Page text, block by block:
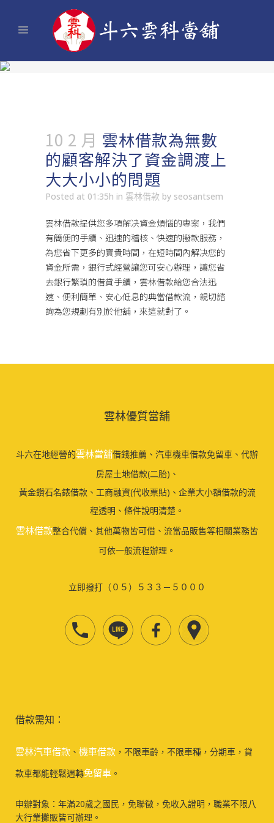
10 2 月 雲林借款為無數
的顧客解決了資金調渡上
大大小小的問題
Posted at 01:35h in 雲林借款 by seosantsem
雲林借款提供您多項解决資金煩惱的專案，我們
有簡便的手續、迅速的稽核、快速的撥款服務，
為您省下更多的寶貴時間，在短時間內解决您的
資金所需，銀行式經營讓您可安心辦理，讓您省
去銀行繁瑣的借貸手續，雲林借款給您合法迅
速、便利簡單、安心低息的典當借款流，親切諮
詢為您規劃有別於他舖，來這就對了。
雲林優質當舖
斗六在地經營的雲林當舖借錢推薦、汽車機車借款免留車、代辦
房屋土地借款(二胎)、
黃金鑽石名錶借款、工商融資(代收票貼)、企業大小額借款的流
程透明、條件說明清楚。
雲林借款整合代償、其他萬物皆可借、流當品販售等相關業務皆
可依一般流程辦理。
立即撥打（０５）５３３－５０００
借款需知：
雲林汽車借款 、 機車借款 ，不限車齡，不限車種，分期車，貸
款車都能輕鬆週轉免留車 。
申辦對象：年滿20歲之國民，免聯徵，免收入證明，職業不限八
大行業攤販皆可辦理。